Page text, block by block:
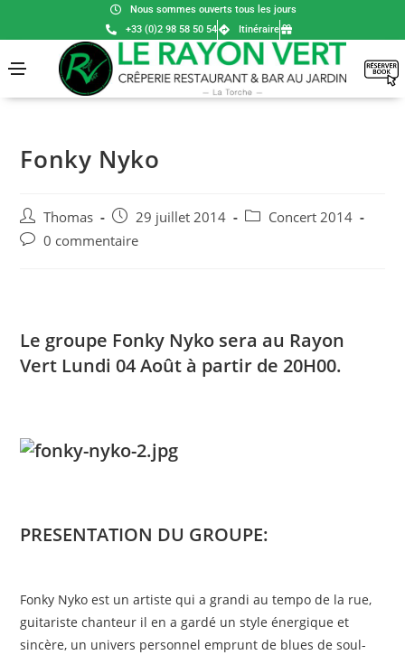
Nous sommes ouverts tous les jours
+33 (0)2 98 58 50 54
Itinéraire
Fonky Nyko
Thomas 29 juillet 2014
Concert 2014
0 commentaire
Le groupe Fonky Nyko sera au Rayon
Vert Lundi 04 Août à partir de 20H00.
PRESENTATION DU GROUPE:
Fonky Nyko est un artiste qui a grandi au tempo de la rue,
guitariste chanteur il en a gardé un style énergique et
sincère, un univers personnel emprunt de blues de soul-